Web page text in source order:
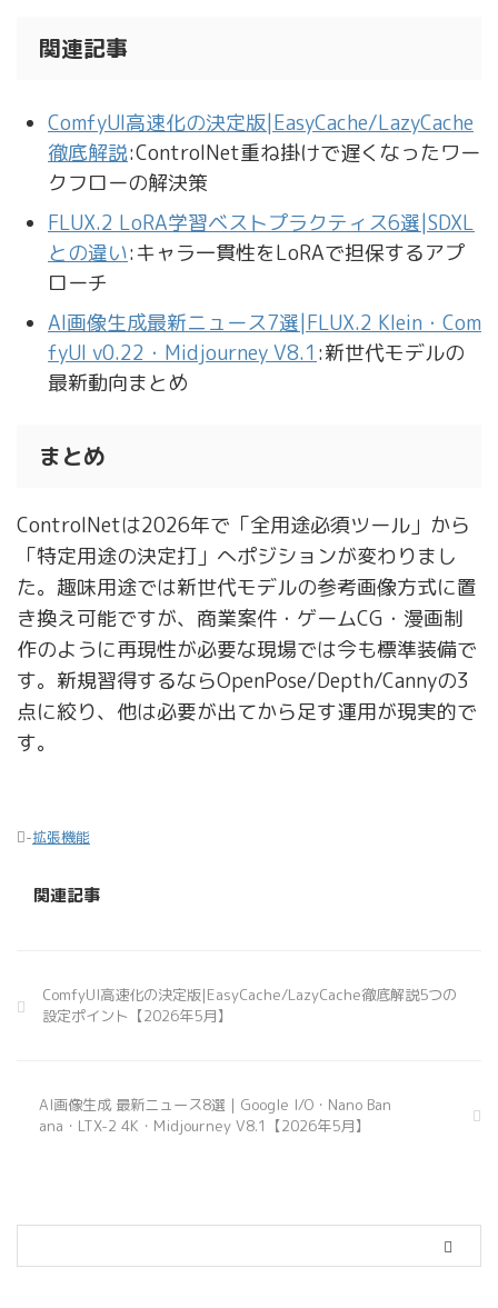
関連記事
ComfyUI高速化の決定版|EasyCache/LazyCache
徹底解説:ControlNet重ね掛けで遅くなったワー
クフローの解決策
FLUX.2 LoRA学習ベストプラクティス6選|SDXL
との違い:キャラ一貫性をLoRAで担保するアプ
ローチ
AI画像生成最新ニュース7選|FLUX.2 Klein・Com
fyUI v0.22・Midjourney V8.1 :新世代モデルの
最新動向まとめ
まとめ
ControlNetは2026年で「全用途必須ツール」から
「特定用途の決定打」へポジションが変わりまし
た。趣味用途では新世代モデルの参考画像方式に置
き換え可能ですが、商業案件・ゲームCG・漫画制
作のように再現性が必要な現場では今も標準装備で
す。新規習得するならOpenPose/Depth/Cannyの3
点に絞り、他は必要が出てから足す運用が現実的で
す。
-拡張機能
関連記事
ComfyUI高速化の決定版|EasyCache/LazyCache徹底解説5つの
設定ポイント【2026年5月】
AI画像生成 最新ニュース8選｜Google I/O・Nano Ban
ana・LTX-2 4K・Midjourney V8.1【2026年5月】